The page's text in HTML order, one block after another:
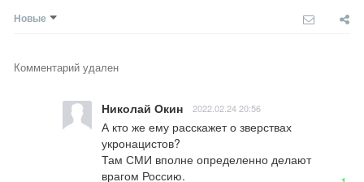
Новые
Комментарий удален
Николай Окин 2022.02.24 20:56
А кто же ему расскажет о зверствах
укронацистов?
Там СМИ вполне определенно делают
врагом Россию.